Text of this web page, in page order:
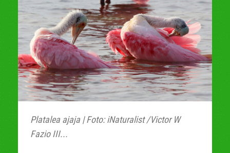
Platalea ajaja | Foto: iNaturalist /Victor W
Fazio III...